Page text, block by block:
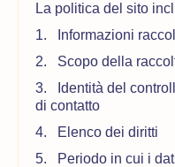
La politica del sito
1. I nformazioni
2. Scopo della
3. Identità del
di contatto
4. E lenco dei diritti
5. Periodo in cui i